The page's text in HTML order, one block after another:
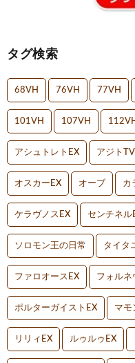
タグ検索
68VH 76VH 77VH
101VH 107VH
アシュトレトEX アジトTV
オスカーEX オーブ カ
ケラヴノスEX センチネル
ソロモン王の日常 タイタ
ファロオースEX フォルネ
ポルターガイストEX マモ
リリィEX ルゥルゥEX